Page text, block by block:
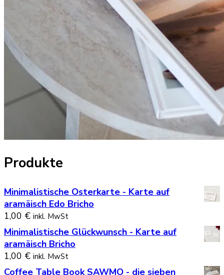
Produkte
Minimalistische Osterkarte - Karte auf
aramäisch Edo Bricho
1,00 € inkl. MwSt
Minimalistische Glückwunsch - Karte auf
aramäisch Bricho
1,00 € inkl. MwSt
Coffee Table Book SAWMO - die sieben